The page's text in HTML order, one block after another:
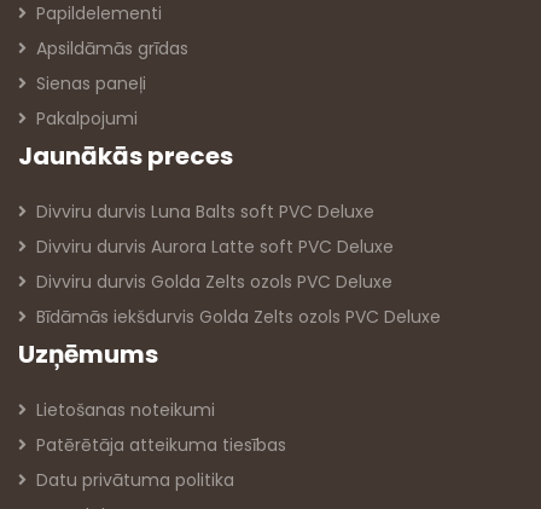
Papildelementi
Apsildāmās grīdas
Sienas paneļi
Pakalpojumi
Jaunākās preces
Divviru durvis Luna Balts soft PVC Deluxe
Divviru durvis Aurora Latte soft PVC Deluxe
Divviru durvis Golda Zelts ozols PVC Deluxe
Bīdāmās iekšdurvis Golda Zelts ozols PVC Deluxe
Uzņēmums
Lietošanas noteikumi
Patērētāja atteikuma tiesības
Datu privātuma politika